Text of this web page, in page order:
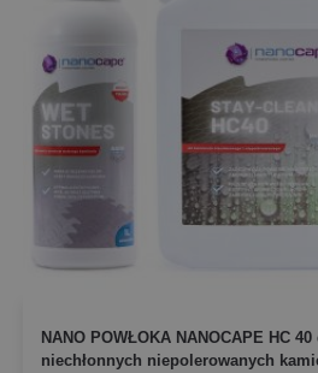
NANO POWŁOKA NANOCAPE HC 40
niechłonnych niepolerowanych